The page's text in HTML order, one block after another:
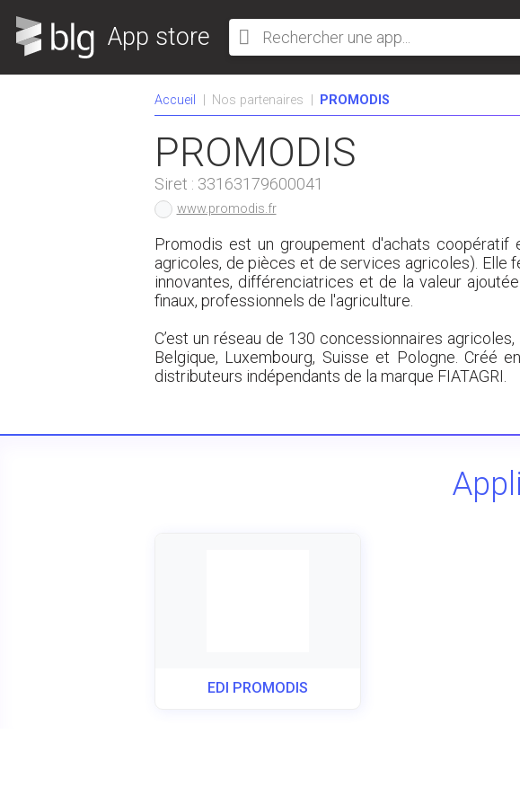
App store
Accueil Nos partenaires PROMODIS
PROMODIS
Siret : 33163179600041
www.promodis.fr
Promodis est un groupement d'achats coopératif
agricoles, de pièces et de services agricoles). Elle
innovantes, différenciatrices et de la valeur
finaux, professionnels de l'agriculture.
C’est un réseau de 130 concessionnaires
Belgique, Luxembourg, Suisse et Pologne. Créé
distributeurs indépendants de la marque FIATAGRI.
EDI PROMODIS